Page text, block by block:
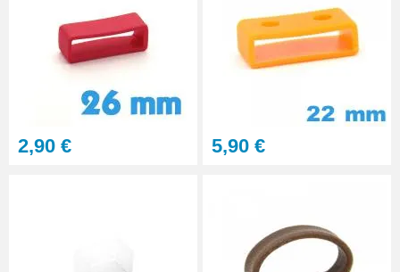
2,90 € 5,90 €